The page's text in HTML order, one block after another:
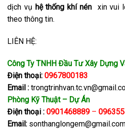
dịch vụ hệ thống khí nén
xin vui
theo thông tin.
LIÊN HỆ:
Công Ty TNHH Đầu Tư Xây Dựng
Điện thoại: 0967800183
Email :
Phòng Kỹ Thuật – Dự Án
Điện thoại : 0901468889 –
Email: